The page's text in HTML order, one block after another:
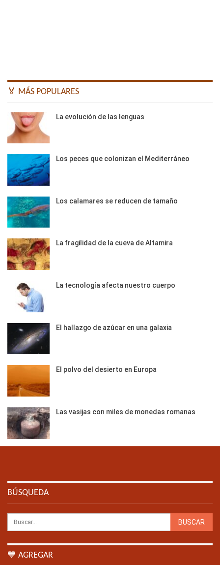
🏅 MÁS POPULARES
La evolución de las lenguas
Los peces que colonizan el Mediterráneo
Los calamares se reducen de tamaño
La fragilidad de la cueva de Altamira
La tecnología afecta nuestro cuerpo
El hallazgo de azúcar en una galaxia
El polvo del desierto en Europa
Las vasijas con miles de monedas romanas
BÚSQUEDA
💙 AGREGAR